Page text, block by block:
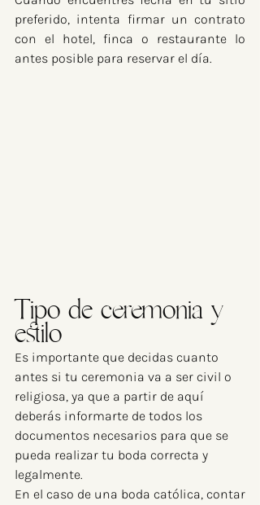
preferido, intenta firmar un contrato
con el hotel, finca o restaurante lo
antes posible para reservar el día.
Tipo de ceremonia y
estilo
Es importante que decidas cuanto
antes si tu ceremonia va a ser civil o
religiosa, ya que a partir de aquí
deberás informarte de todos los
documentos necesarios para que se
pueda realizar tu boda correcta y
legalmente.
En el caso de una boda católica, contar